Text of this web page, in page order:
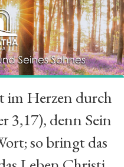
im Herzen durch
3,17), denn Sein
so bringt das